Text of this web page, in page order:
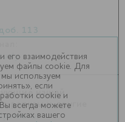
нашей
релизы и другие
.
его взаимодействия
файлы cookie. Для
используем
если
cookie и
всегда можете
вашего